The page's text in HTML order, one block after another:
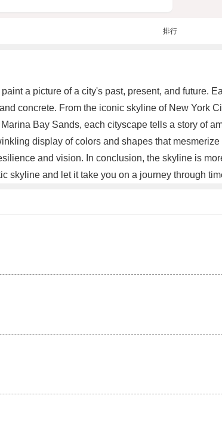
排行
a picture of a city's past, present, and future.
concrete. From the iconic skyline of New York
Bay Sands, each cityscape tells a story of
display of colors and shapes that
and vision. In conclusion, the skyline is
skyline and let it take you on a journey through